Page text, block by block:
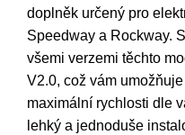
doplněk určený pro
Speedway a Rockway.
všemi verzemi těchto
V2.0, což vám
maximální rychlosti dle
lehký a jednoduše